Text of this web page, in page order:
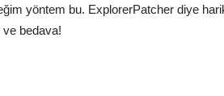
yöntem bu. ExplorerPatcher diye
bedava!